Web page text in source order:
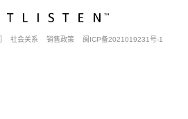
社会关系 销售政策 闽ICP备2021019231号-1